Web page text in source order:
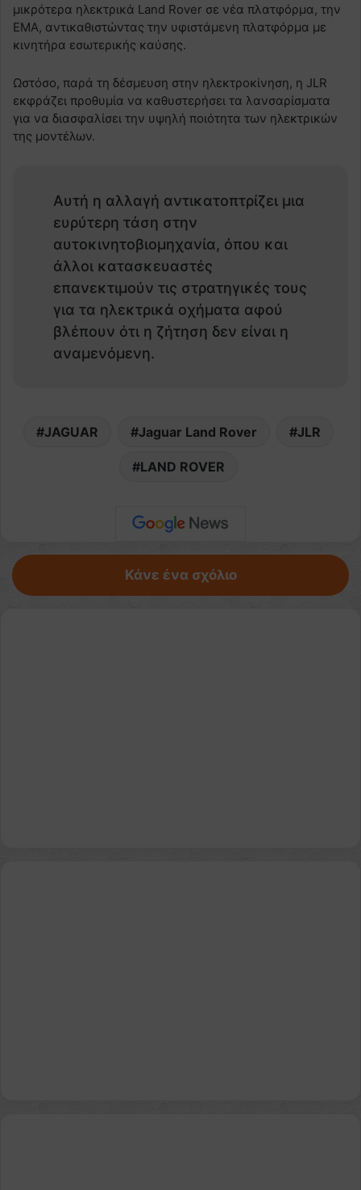
μικρότερα ηλεκτρικά Land Rover σε νέα πλατφόρμα, την
EMA, αντικαθιστώντας την υφιστάμενη πλατφόρμα με
κινητήρα εσωτερικής καύσης.
Ωστόσο, παρά τη δέσμευση στην ηλεκτροκίνηση, η JLR
εκφράζει προθυμία να καθυστερήσει τα λανσαρίσματα
για να διασφαλίσει την υψηλή ποιότητα των ηλεκτρικών
της μοντέλων.
Αυτή η αλλαγή αντικατοπτρίζει μια
ευρύτερη τάση στην
αυτοκινητοβιομηχανία, όπου και
άλλοι κατασκευαστές
επανεκτιμούν τις στρατηγικές τους
για τα ηλεκτρικά οχήματα αφού
βλέπουν ότι η ζήτηση δεν είναι η
αναμενόμενη.
JAGUAR Jaguar Land Rover JLR
LAND ROVER
Κάνε ένα σχόλιο